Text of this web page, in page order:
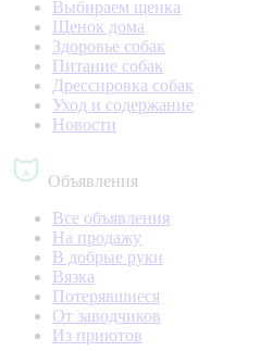
Выбираем щенка
Щенок дома
Здоровье собак
Питание собак
Дрессировка собак
Уход и содержание
Новости
Объявления
Все объявления
На продажу
В добрые руки
Вязка
Потерявшиеся
От заводчиков
Из приютов